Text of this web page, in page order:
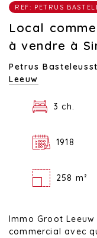
Local
à vendre à
Petrus
Leeuw
3 ch.
1918
258 m²
Immo Groot
commercial avec